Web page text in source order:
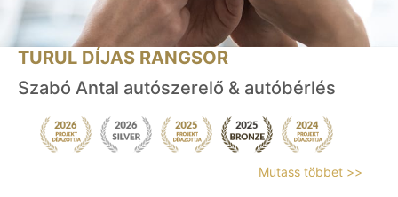
TURUL DÍJAS RANGSOR
Szabó Antal autószerelő & autóbérlés
Mutass többet >>